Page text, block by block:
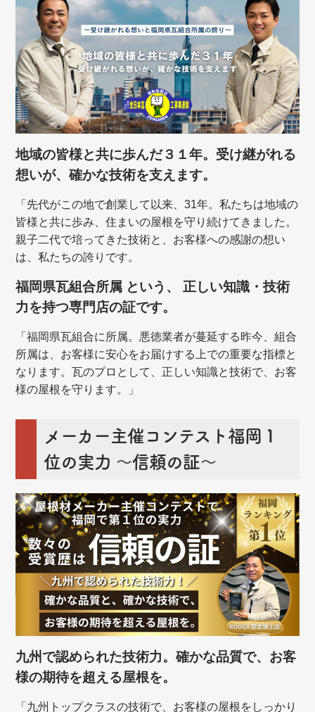
地域の皆様と共に歩んだ３１年。受け継がれる
想いが、確かな技術を支えます。
「先代がこの地で創業して以来、31年。私たちは地域の
皆様と共に歩み、住まいの屋根を守り続けてきました。
親子二代で培ってきた技術と、お客様への感謝の想い
は、私たちの誇りです。
福岡県瓦組合所属 という、 正しい知識・技術
力を持つ専門店の証です。
「福岡県瓦組合に所属。悪徳業者が蔓延する昨今、組合
所属は、お客様に安心をお届けする上での重要な指標と
なります。瓦のプロとして、正しい知識と技術で、お客
様の屋根を守ります。」
メーカー主催コンテスト福岡１
位の実力 ～信頼の証～
九州で認められた技術力。確かな品質で、お客
様の期待を超える屋根を。
「九州トップクラスの技術で、お客様の屋根をしっかり